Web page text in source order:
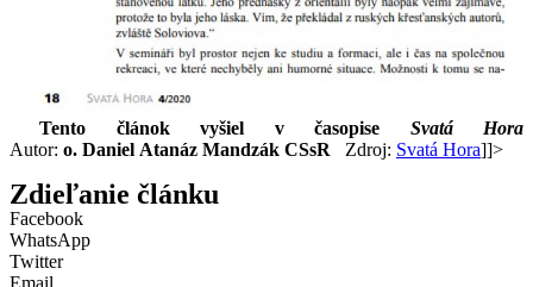
Tento článok vyšiel v časopise Svatá Hora
Autor: o. Daniel Atanáz Mandzák CSsR Zdroj: Svatá Hora]]>
Zdieľanie článku
Facebook
WhatsApp
Twitter
Email